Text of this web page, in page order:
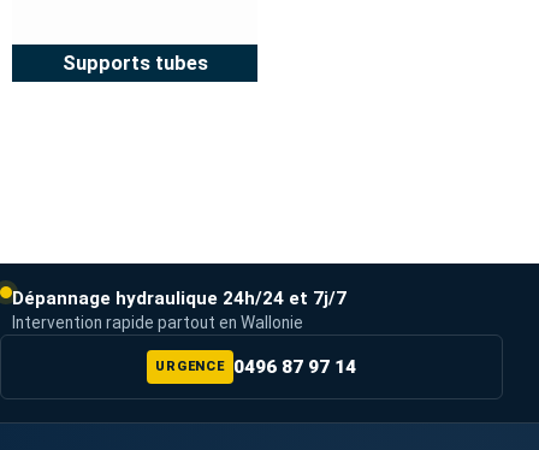
Supports tubes
Dépannage hydraulique 24h/24 et 7j/7
Intervention rapide partout en Wallonie
URGENCE 0496 87 97 14